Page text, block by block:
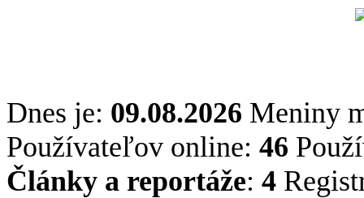
Dnes je: 09.08.2026 Meniny
Používateľov online: 46
Články a reportáže: 4